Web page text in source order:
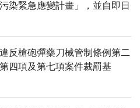
染緊急應變計畫」，並自即日
反槍砲彈藥刀械管制條例第二
四項及第七項案件裁罰基